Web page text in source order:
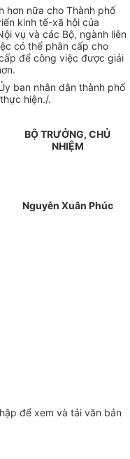
hơn nữa cho Thành phố
kinh tế-xã hội của
vụ và các Bộ, ngành liên
có thể phân cấp cho
để công việc được giải
ban nhân dân thành phố
hiện./.
BỘ TRƯỞNG, CHỦ
NHIỆM
Nguyễn Xuân Phúc
để xem và tải văn bản